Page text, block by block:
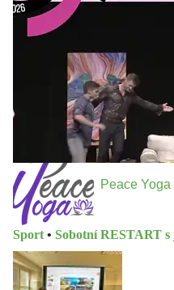
října 2026 Vstupenky již v
https://divadelnimlyn.cz/
Peace
Sport • Sobotní RESTART s